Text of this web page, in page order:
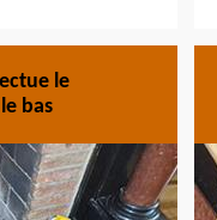
le
bas